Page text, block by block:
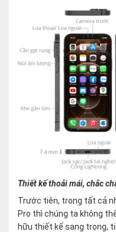
Thiết kế thoải mái, chắc
Trước tiên, trong tất cả
Pro thì chúng ta không
hữu thiết kế sang trọng,